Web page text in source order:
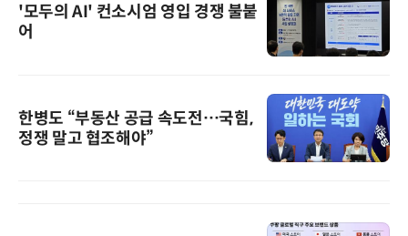
'모두의 AI' 컨소시엄 영입 경쟁 불붙
어
한병도 “부동산 공급 속도전…국힘,
정쟁 말고 협조해야”